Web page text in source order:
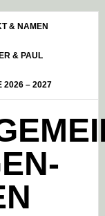
& NAMEN
& PAUL
2026 – 2027